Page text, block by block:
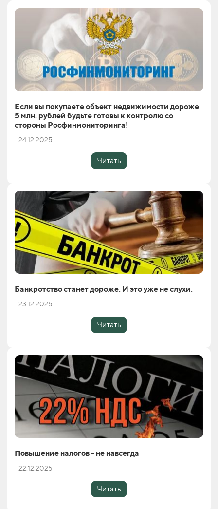
Если вы покупаете объект недвижимости дороже
5 млн. рублей будьте готовы к контролю со
стороны Росфинмониторинга!
24.12.2025
Читать
Банкротство станет дороже. И это уже не слухи.
23.12.2025
Читать
Повышение налогов - не навсегда
22.12.2025
Читать